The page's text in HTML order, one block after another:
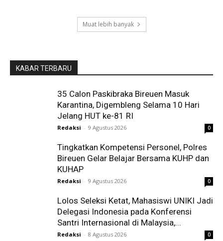
Muat lebih banyak
KABAR TERBARU
35 Calon Paskibraka Bireuen Masuk
Karantina, Digembleng Selama 10 Hari
Jelang HUT ke-81 RI
Redaksi - 9 Agustus 2026 0
Tingkatkan Kompetensi Personel, Polres
Bireuen Gelar Belajar Bersama KUHP dan
KUHAP
Redaksi - 9 Agustus 2026 0
Lolos Seleksi Ketat, Mahasiswi UNIKI Jadi
Delegasi Indonesia pada Konferensi
Santri Internasional di Malaysia,...
Redaksi - 8 Agustus 2026 0